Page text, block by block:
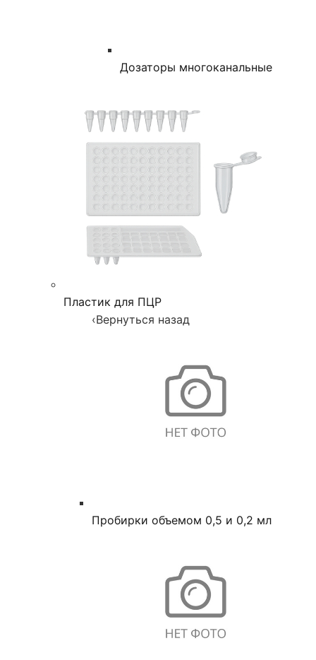
Дозаторы многоканальные
Пластик для ПЦР
‹Вернуться назад
Пробирки объемом 0,5 и 0,2 мл